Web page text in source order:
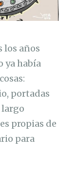
los años
ya había
portadas
largo
propias de
para